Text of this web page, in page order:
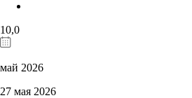
10,0
май 2026
27 мая 2026